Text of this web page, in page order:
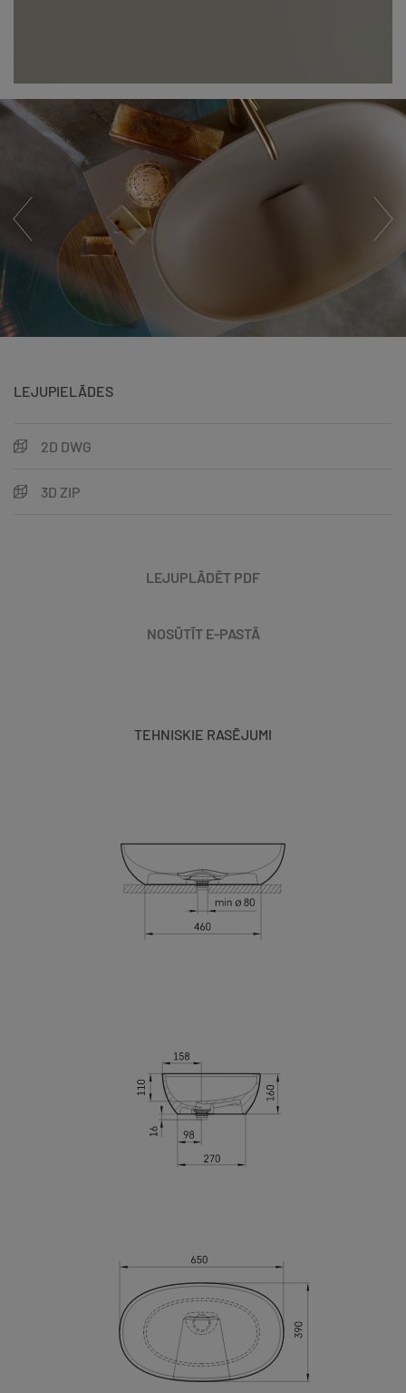
LEJUPIELĀDES
2D DWG
3D ZIP
LEJUPLĀDĒT PDF
NOSŪTĪT E-PASTĀ
TEHNISKIE RASĒJUMI